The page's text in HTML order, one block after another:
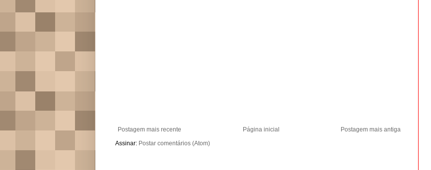
Postagem mais recente Postagem mais antiga
Página inicial
Assinar: Postar comentários (Atom)